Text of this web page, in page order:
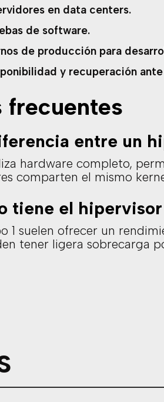
en data centers.
de software.
de producción para
y recuperación
frecuentes
entre un
hardware completo,
comparten el mismo
tiene el
1 suelen ofrecer un
tener ligera sobrecarga